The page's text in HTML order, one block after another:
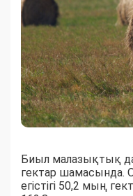
Биыл малазықтық
гектар шамасында.
егістігі 50,2 мың